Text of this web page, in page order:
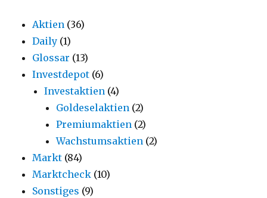
Aktien (36)
Daily (1)
Glossar (13)
Investdepot (6)
Investaktien (4)
Goldeselaktien (2)
Premiumaktien (2)
Wachstumsaktien (2)
Markt (84)
Marktcheck (10)
Sonstiges (9)